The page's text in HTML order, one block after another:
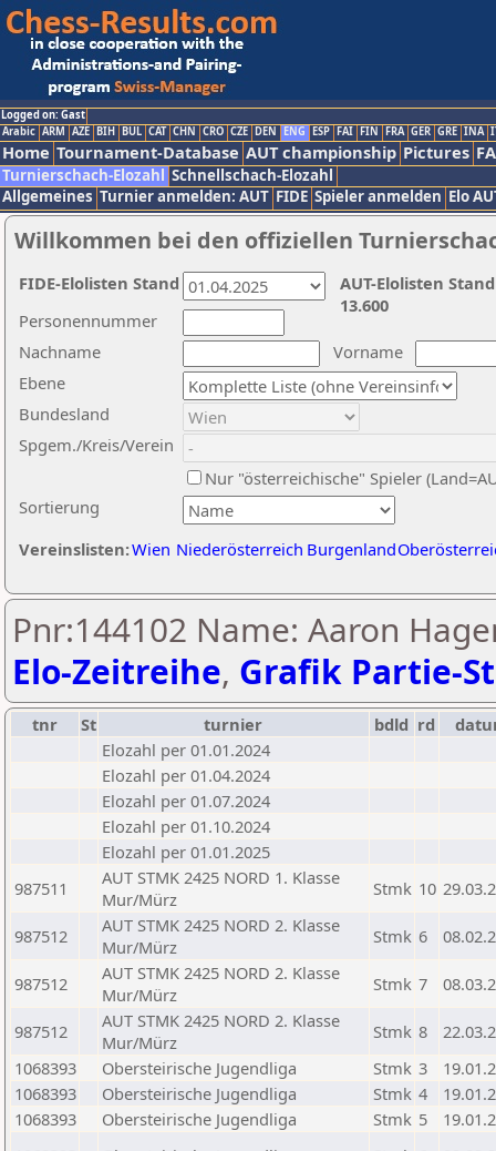
Logged on: Gast
Arabic ARM AZE BIH BUL CAT CHN CRO CZE DEN ENG ESP FAI FIN FRA GER GRE INA
Home Tournament-Database AUT championship Pictures
Turnierschach-Elozahl Schnellschach-Elozahl
Allgemeines Turnier anmelden: AUT FIDE Spieler anmelden Elo
Willkommen bei den offiziellen
Nachname
Vorname
Ebene
Sortierung
Personennummer
Bundesland
Spgem./Kreis/Verein
Nur "österreichische" Spieler
Vereinslisten:Wien Niederösterreich Burgenland
AUT-Elolisten
13.600
FIDE-Elolisten Stand
Pnr:144102 Name: Aaron
Elo-Zeitreihe, Grafik Partie-
tnr St turnier bdld rd
Elozahl per 01.01.2024
Elozahl per 01.04.2024
Elozahl per 01.07.2024
Elozahl per 01.10.2024
Elozahl per 01.01.2025
987511
AUT STMK 2425 NORD 1. Klasse
Mur/Mürz
Stmk 10
987512
AUT STMK 2425 NORD 2. Klasse
Mur/Mürz
Stmk 6
987512
AUT STMK 2425 NORD 2. Klasse
Mur/Mürz
Stmk 7
987512
AUT STMK 2425 NORD 2. Klasse
Mur/Mürz
Stmk 8
1068393
Obersteirische Jugendliga Stmk 3
1068393
Obersteirische Jugendliga Stmk 4
1068393
Obersteirische Jugendliga Stmk 5